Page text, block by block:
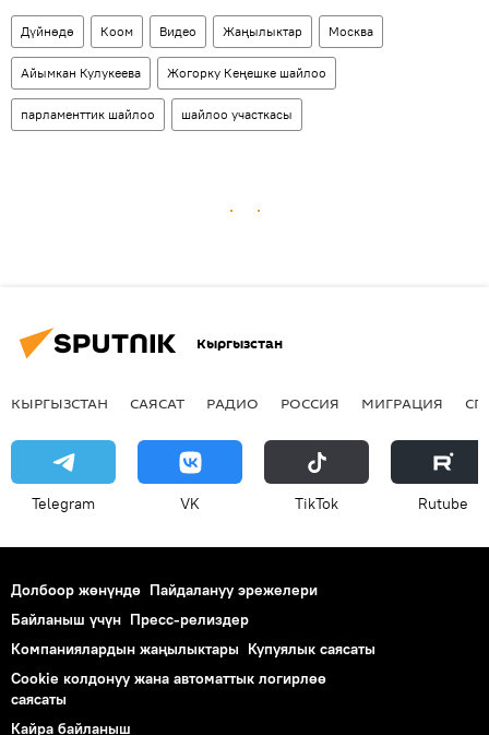
Дүйнөдө Коом Видео Жаңылыктар Москва
Айымкан Кулукеева Жогорку Кеңешке шайлоо
парламенттик шайлоо шайлоо участкасы
Кыргызстан
КЫРГЫЗСТАН САЯСАТ РАДИО РОССИЯ МИГРАЦИЯ
Telegram VK ТikТоk Rutube
Долбоор жөнүндө Пайдалануу эрежелери
Байланыш үчүн Пресс-релиздер
Компаниялардын жаңылыктары Купуялык саясаты
Cookie колдонуу жана автоматтык логирлөө
саясаты
Кайра байланыш